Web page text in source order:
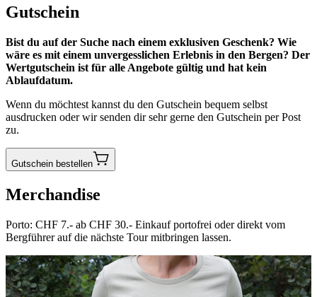
Gutschein
Bist du auf der Suche nach einem exklusiven Geschenk? Wie
wäre es mit einem unvergesslichen Erlebnis in den Bergen? Der
Wertgutschein ist für alle Angebote gültig und hat kein
Ablaufdatum.
Wenn du möchtest kannst du den Gutschein bequem selbst
ausdrucken oder wir senden dir sehr gerne den Gutschein per Post
zu.
Gutschein bestellen
Merchandise
Porto: CHF 7.- ab CHF 30.- Einkauf portofrei oder direkt vom
Bergführer auf die nächste Tour mitbringen lassen.